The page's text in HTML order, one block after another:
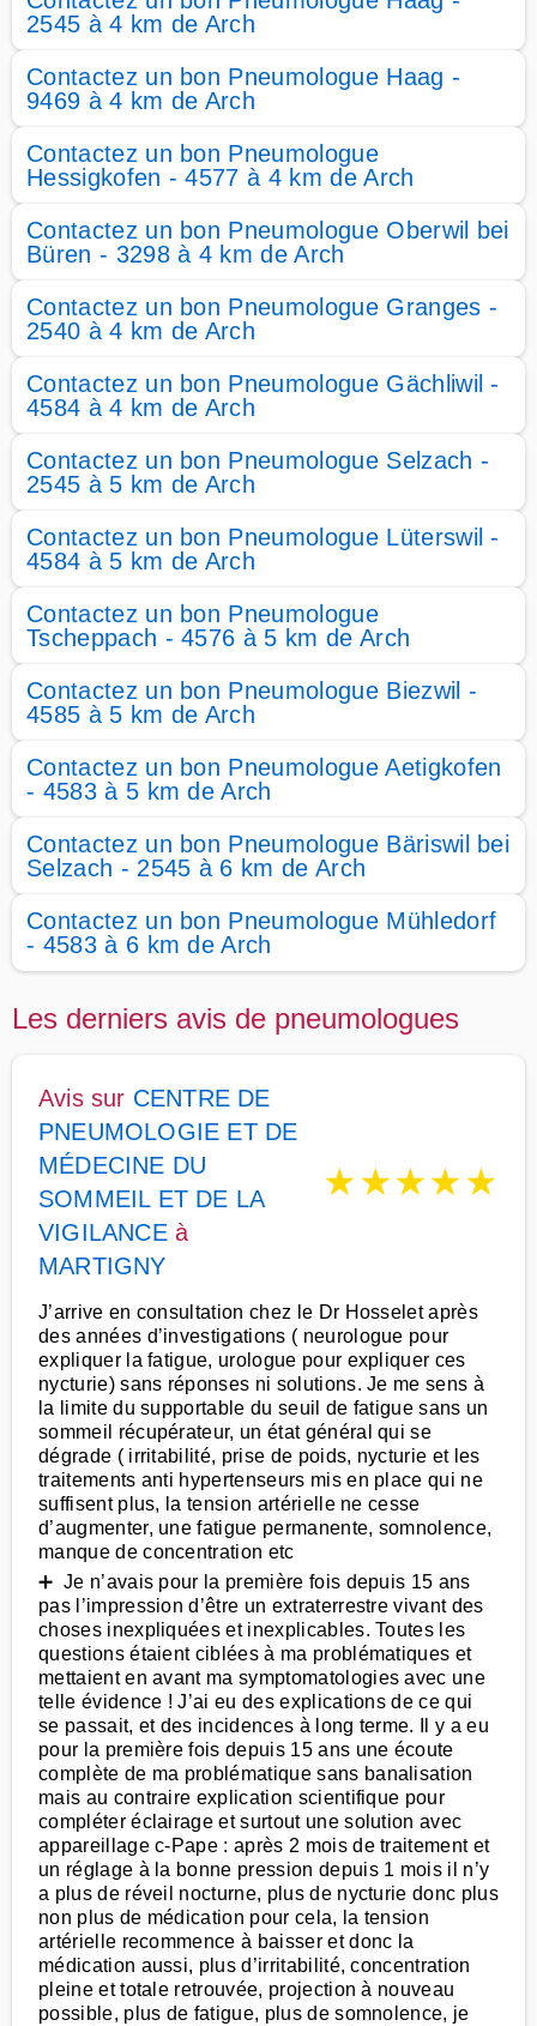
2545 à 4 km de Arch
Contactez un bon Pneumologue Haag -
9469 à 4 km de Arch
Contactez un bon Pneumologue
Hessigkofen - 4577 à 4 km de Arch
Contactez un bon Pneumologue Oberwil bei
Büren - 3298 à 4 km de Arch
Contactez un bon Pneumologue Granges -
2540 à 4 km de Arch
Contactez un bon Pneumologue Gächliwil -
4584 à 4 km de Arch
Contactez un bon Pneumologue Selzach -
2545 à 5 km de Arch
Contactez un bon Pneumologue Lüterswil -
4584 à 5 km de Arch
Contactez un bon Pneumologue
Tscheppach - 4576 à 5 km de Arch
Contactez un bon Pneumologue Biezwil -
4585 à 5 km de Arch
Contactez un bon Pneumologue Aetigkofen
- 4583 à 5 km de Arch
Contactez un bon Pneumologue Bäriswil bei
Selzach - 2545 à 6 km de Arch
Contactez un bon Pneumologue Mühledorf
- 4583 à 6 km de Arch
Les derniers avis de pneumologues
Avis sur CENTRE DE
PNEUMOLOGIE ET DE
MÉDECINE DU
SOMMEIL ET DE LA
VIGILANCEà
MARTIGNY
★★★★★
J’arrive en consultation chez le Dr Hosselet après
des années d’investigations ( neurologue pour
expliquer la fatigue, urologue pour expliquer ces
nycturie) sans réponses ni solutions. Je me sens à
la limite du supportable du seuil de fatigue sans un
sommeil récupérateur, un état général qui se
dégrade ( irritabilité, prise de poids, nycturie et les
traitements anti hypertenseurs mis en place qui ne
suffisent plus, la tension artérielle ne cesse
d’augmenter, une fatigue permanente, somnolence,
manque de concentration etc
➕ Je n’avais pour la première fois depuis 15 ans
pas l’impression d’être un extraterrestre vivant des
choses inexpliquées et inexplicables. Toutes les
questions étaient ciblées à ma problématiques et
mettaient en avant ma symptomatologies avec une
telle évidence ! J’ai eu des explications de ce qui
se passait, et des incidences à long terme. Il y a eu
pour la première fois depuis 15 ans une écoute
complète de ma problématique sans banalisation
mais au contraire explication scientifique pour
compléter éclairage et surtout une solution avec
appareillage c-Pape : après 2 mois de traitement et
un réglage à la bonne pression depuis 1 mois il n’y
a plus de réveil nocturne, plus de nycturie donc plus
non plus de médication pour cela, la tension
artérielle recommence à baisser et donc la
médication aussi, plus d’irritabilité, concentration
pleine et totale retrouvée, projection à nouveau
possible, plus de fatigue, plus de somnolence, je